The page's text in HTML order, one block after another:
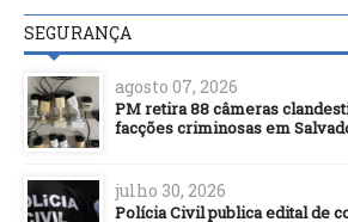
SEGURANÇA
agosto 07, 2026
PM retira 88 câmeras
facções criminosas em
julho 30, 2026
Polícia Civil publica edital de